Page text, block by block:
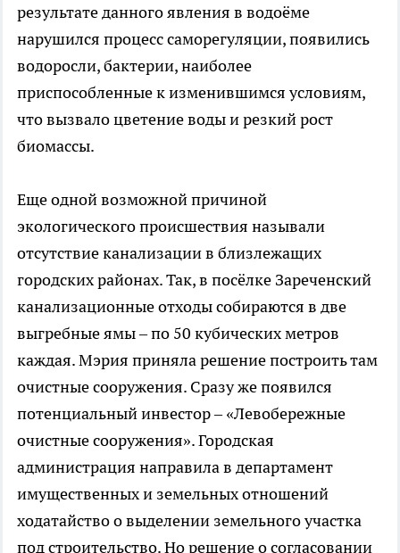
результате данного явления в водоёме
нарушился процесс саморегуляции, появились
водоросли, бактерии, наиболее
приспособленные к изменившимся условиям,
что вызвало цветение воды и резкий рост
биомассы.
Еще одной возможной причиной
экологического происшествия называли
отсутствие канализации в близлежащих
городских районах. Так, в посёлке Зареченский
канализационные отходы собираются в две
выгребные ямы – по 50 кубических метров
каждая. Мэрия приняла решение построить там
очистные сооружения. Сразу же появился
потенциальный инвестор – «Левобережные
очистные сооружения». Городская
администрация направила в департамент
имущественных и земельных отношений
ходатайство о выделении земельного участка
под строительство. Но решение о согласовании